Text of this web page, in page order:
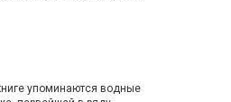
упоминаются водные